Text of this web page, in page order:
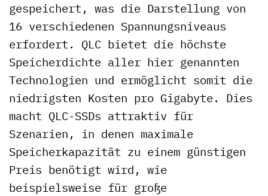
gespeichert, was die Darstellung von
16 verschiedenen Spannungsniveaus
erfordert. QLC bietet die höchste
Speicherdichte aller hier genannten
Technologien und ermöglicht somit die
niedrigsten Kosten pro Gigabyte. Dies
macht QLC-SSDs attraktiv für
Szenarien, in denen maximale
Speicherkapazität zu einem günstigen
Preis benötigt wird, wie
beispielsweise für große